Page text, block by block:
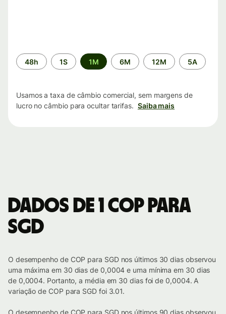
Período
de
48h 1S 1M 6M 12M 5A
Usamos a taxa de câmbio comercial, sem margens de
lucro no câmbio para ocultar tarifas. Saiba mais
Dados de 1 COP para
SGD
O desempenho de COP para SGD nos últimos 30 dias observou
uma máxima em 30 dias de 0,0004 e uma mínima em 30 dias
de 0,0004. Portanto, a média em 30 dias foi de 0,0004. A
variação de COP para SGD foi 3.01.